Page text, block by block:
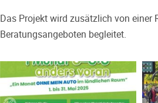
Das Projekt wird zusätzlich von einer
Beratungsangeboten begleitet.